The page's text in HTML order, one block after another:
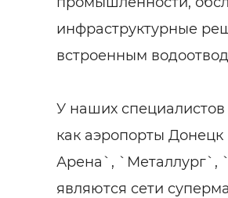
инфраструктурные
встроенным
У наших специалистов
как аэропорты
Арена`, `Металлург`,
являются сети